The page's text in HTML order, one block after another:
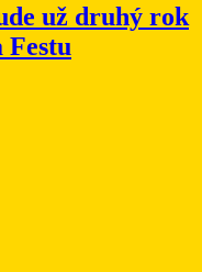
už druhý rok